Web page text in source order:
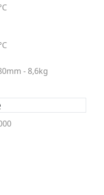
- 8,6kg